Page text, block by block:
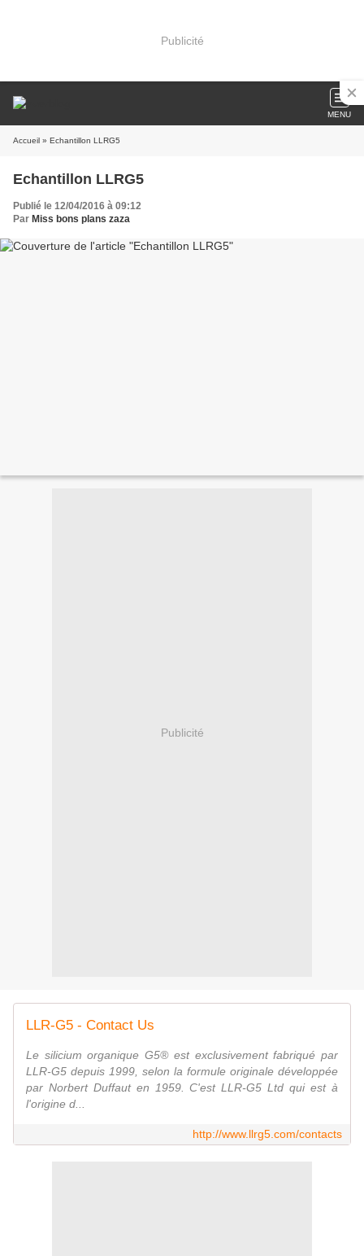
Publicité
MENU
Accueil » Echantillon LLRG5
Echantillon LLRG5
Publié le 12/04/2016 à 09:12
Par Miss bons plans zaza
Publicité
LLR-G5 - Contact Us
Le silicium organique G5® est exclusivement fabriqué par
LLR-G5 depuis 1999, selon la formule originale développée
par Norbert Duffaut en 1959. C'est LLR-G5 Ltd qui est à
l'origine d...
http://www.llrg5.com/contacts